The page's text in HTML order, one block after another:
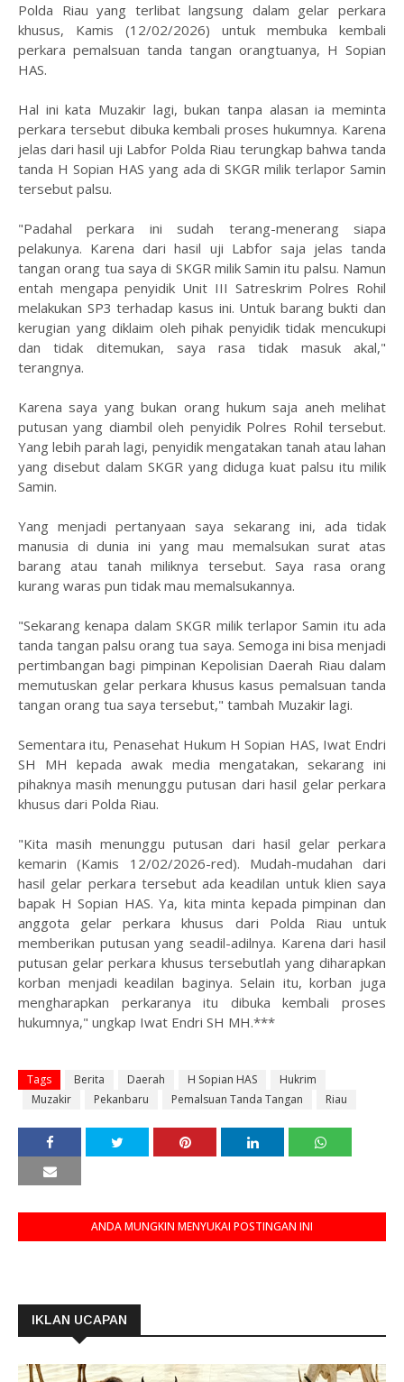
Polda Riau yang terlibat langsung dalam gelar perkara
khusus, Kamis (12/02/2026) untuk membuka kembali
perkara pemalsuan tanda tangan orangtuanya, H Sopian
HAS.
Hal ini kata Muzakir lagi, bukan tanpa alasan ia meminta
perkara tersebut dibuka kembali proses hukumnya. Karena
jelas dari hasil uji Labfor Polda Riau terungkap bahwa tanda
tanda H Sopian HAS yang ada di SKGR milik terlapor Samin
tersebut palsu.
"Padahal perkara ini sudah terang-menerang siapa
pelakunya. Karena dari hasil uji Labfor saja jelas tanda
tangan orang tua saya di SKGR milik Samin itu palsu. Namun
entah mengapa penyidik Unit III Satreskrim Polres Rohil
melakukan SP3 terhadap kasus ini. Untuk barang bukti dan
kerugian yang diklaim oleh pihak penyidik tidak mencukupi
dan tidak ditemukan, saya rasa tidak masuk akal,"
terangnya.
Karena saya yang bukan orang hukum saja aneh melihat
putusan yang diambil oleh penyidik Polres Rohil tersebut.
Yang lebih parah lagi, penyidik mengatakan tanah atau lahan
yang disebut dalam SKGR yang diduga kuat palsu itu milik
Samin.
Yang menjadi pertanyaan saya sekarang ini, ada tidak
manusia di dunia ini yang mau memalsukan surat atas
barang atau tanah miliknya tersebut. Saya rasa orang
kurang waras pun tidak mau memalsukannya.
"Sekarang kenapa dalam SKGR milik terlapor Samin itu ada
tanda tangan palsu orang tua saya. Semoga ini bisa menjadi
pertimbangan bagi pimpinan Kepolisian Daerah Riau dalam
memutuskan gelar perkara khusus kasus pemalsuan tanda
tangan orang tua saya tersebut," tambah Muzakir lagi.
Sementara itu, Penasehat Hukum H Sopian HAS, Iwat Endri
SH MH kepada awak media mengatakan, sekarang ini
pihaknya masih menunggu putusan dari hasil gelar perkara
khusus dari Polda Riau.
"Kita masih menunggu putusan dari hasil gelar perkara
kemarin (Kamis 12/02/2026-red). Mudah-mudahan dari
hasil gelar perkara tersebut ada keadilan untuk klien saya
bapak H Sopian HAS. Ya, kita minta kepada pimpinan dan
anggota gelar perkara khusus dari Polda Riau untuk
memberikan putusan yang seadil-adilnya. Karena dari hasil
putusan gelar perkara khusus tersebutlah yang diharapkan
korban menjadi keadilan baginya. Selain itu, korban juga
mengharapkan perkaranya itu dibuka kembali proses
hukumnya," ungkap Iwat Endri SH MH.***
Tags Berita Daerah H Sopian HAS
Hukrim
Muzakir
Pekanbaru Pemalsuan Tanda Tangan Riau
ANDA MUNGKIN MENYUKAI POSTINGAN INI
IKLAN UCAPAN